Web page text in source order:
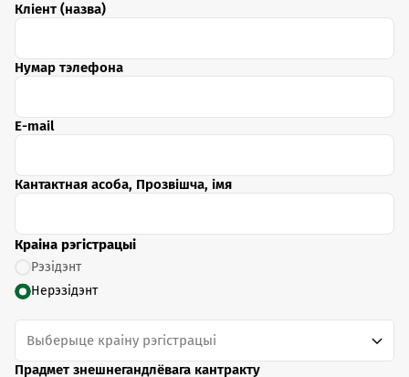
Кліент (назва)
Нумар тэлефона
E-mail
Кантактная асоба, Прозвішча, імя
Краіна рэгістрацыі
Рэзідэнт
Нерэзідэнт
Выберыце краіну рэгістрацыі
Прадмет знешнегандлёвага кантракту